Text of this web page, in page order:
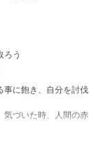
ろう
に飽き、自分を討伐
づいた時、人間の赤
た竜は、人間として